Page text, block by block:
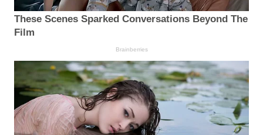
These Scenes Sparked Conversations Beyond The
Film
Brainberries